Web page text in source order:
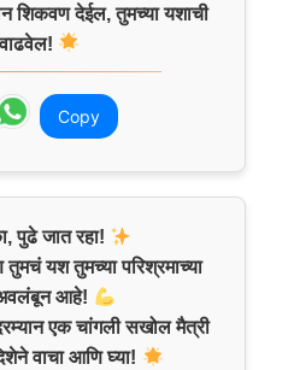
शिकवण देईल, तुमच्या यशाची
Copy
पुढे जात रहा!
यश तुमच्या परिश्रमाच्या
अवलंबून आहे!
एक चांगली सखोल मैत्री
वाचा आणि घ्या!